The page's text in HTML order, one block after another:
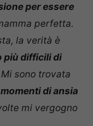
per essere
perfetta.
la verità è
più difficili di
sono trovata
di ansia
mi vergogno